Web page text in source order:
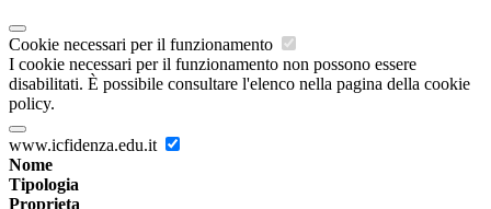
Cookie necessari per il funzionamento
I cookie necessari per il funzionamento non possono essere
disabilitati. È possibile consultare l'elenco nella pagina della cookie
policy.
www.icfidenza.edu.it
Nome
Tipologia
Proprieta